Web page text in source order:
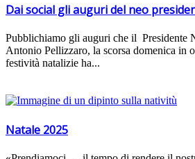
Dai social gli auguri del neo
Pubblichiamo gli auguri che il Presidente
Antonio Pellizzaro, la scorsa domenica in
festività natalizie ha...
Natale 2025